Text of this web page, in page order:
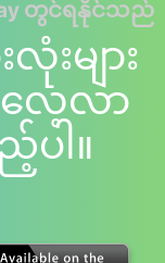
တွင်ရနိုင်သည်
းများ
လေ့လာ
ပါ။